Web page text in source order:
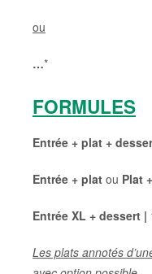
ou
…*
FORMULES
Entrée + plat +
Entrée + plat ou Plat
Entrée XL + dessert |
Les plats annotés